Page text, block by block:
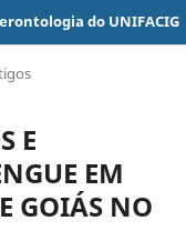
do UNIFACIG
E
EM
GOIÁS NO